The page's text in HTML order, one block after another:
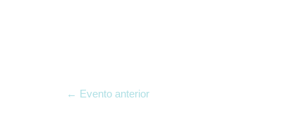
← Evento anterior